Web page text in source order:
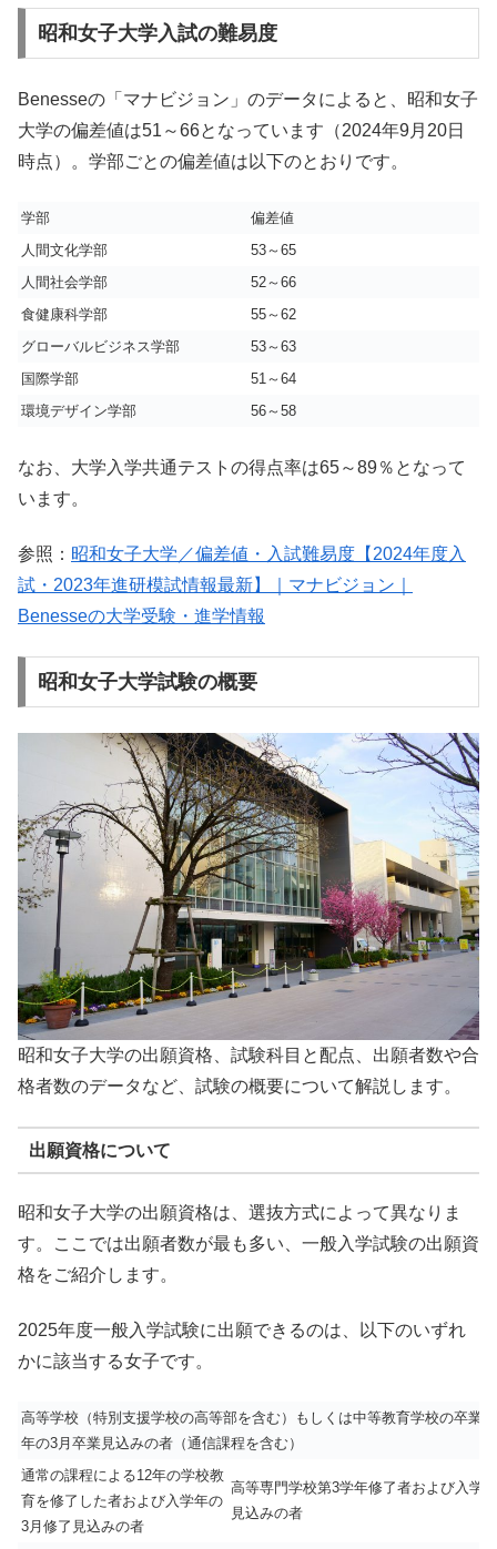
昭和女子大学入試の難易度
Benesseの「マナビジョン」のデータによると、昭和女子
大学の偏差値は51～66となっています（2024年9月20日
時点）。学部ごとの偏差値は以下のとおりです。
学部
偏差値
人間文化学部
53～65
人間社会学部
52～66
食健康科学部
55～62
グローバルビジネス学部
53～63
国際学部
51～64
環境デザイン学部
56～58
なお、大学入学共通テストの得点率は65～89％となって
います。
参照： 昭和女子大学／偏差値・入試難易度【2024年度入
試・2023年進研模試情報最新】｜マナビジョン｜
Benesseの大学受験・進学情報
昭和女子大学試験の概要
昭和女子大学の出願資格、試験科目と配点、出願者数や合
格者数のデータなど、試験の概要について解説します。
出願資格について
昭和女子大学の出願資格は、選抜方式によって異なりま
す。ここでは出願者数が最も多い、一般入学試験の出願資
格をご紹介します。
2025年度一般入学試験に出願できるのは、以下のいずれ
かに該当する女子です。
高等学校（特別支援学校の高等部を含む）もしくは中等教育学校の卒業
年の3月卒業見込みの者（通信課程を含む）
通常の課程による12年の学校教
育を修了した者および入学年の
3月修了見込みの者
高等専門学校第3学年修了者および入学
見込みの者